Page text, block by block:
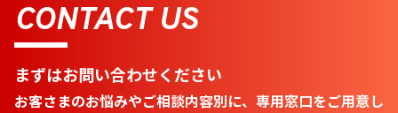
CONTACT US
まずはお問い合わせください
お客さまのお悩みやご相談内容別に、専用窓口をご用意し